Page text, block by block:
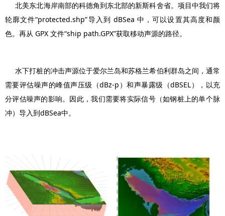
北美东北海岸南部的科德角到东北部的新斯科舍省。项目中我们将
轮廓文件“protected.shp”导入到 dBSea 中，可以设置其高度和颜
色。再从 GPX 文件“ship path.GPX”获取移动声源的路径。
水下打桩的冲击声源位于爱尔兰岛和苏格兰希伯利群岛之间，通常
需要评估噪声的峰值声压级（dBz-p）和声暴露级（dBSEL），以充
分评估噪声的影响。因此，我们需要将实际信号（如钢桩上的单个脉
冲）导入到dBSea中。